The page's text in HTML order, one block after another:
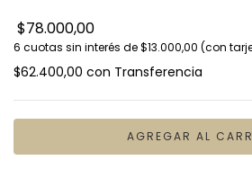
$78.000,00
6 cuotas sin interés de$13.000,00
$62.400,00 con Transferencia